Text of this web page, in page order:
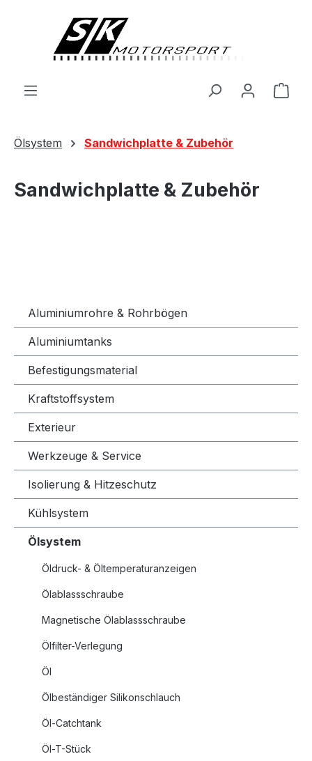
Ölsystem Sandwichplatte & Zubehör
Sandwichplatte & Zubehör
Aluminiumrohre & Rohrbögen
Aluminiumtanks
Befestigungsmaterial
Kraftstoffsystem
Exterieur
Werkzeuge & Service
Isolierung & Hitzeschutz
Kühlsystem
Ölsystem
Öldruck- & Öltemperaturanzeigen
Ölablassschraube
Magnetische Ölablassschraube
Ölfilter-Verlegung
Öl
Ölbeständiger Silikonschlauch
Öl-Catchtank
Öl-T-Stück